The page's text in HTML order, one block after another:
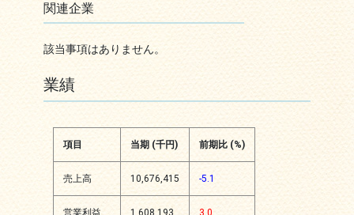
関連企業
該当事項はありません。
業績
項目 当期 (千円) 前期比 (%)
売上高 10,676,415 -5.1
営業利益 1,608,193 3.0